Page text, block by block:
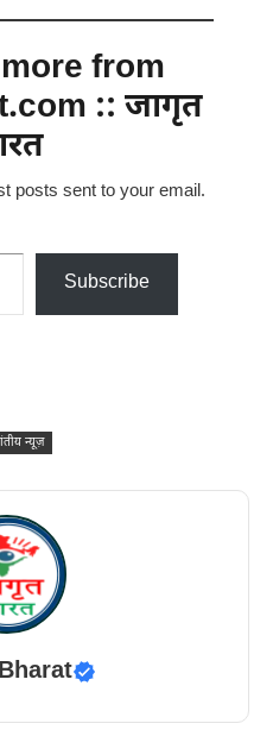
from
:: जागृत
posts sent to your email.
Subscribe
न्यूज़